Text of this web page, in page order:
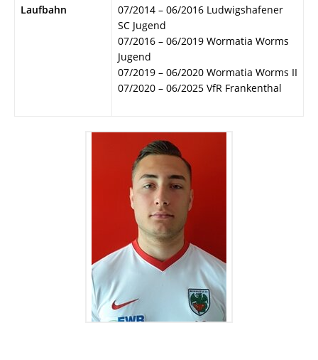
Laufbahn
07/2014 – 06/2016 Ludwigshafener
SC Jugend
07/2016 – 06/2019 Wormatia Worms
Jugend
07/2019 – 06/2020 Wormatia Worms II
07/2020 – 06/2025 VfR Frankenthal